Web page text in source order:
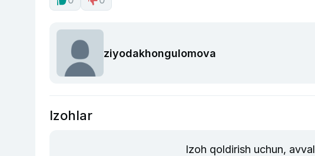
ziyodakhongulomova
Izohlar
Izoh qoldirish uchun, avval